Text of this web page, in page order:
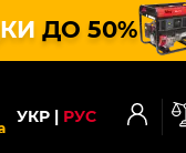
ДО 50%
УКР РУС